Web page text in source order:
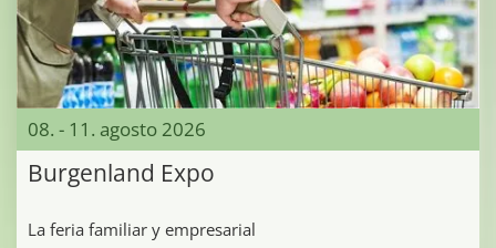
08. - 11. agosto 2026
Burgenland Expo
La feria familiar y empresarial